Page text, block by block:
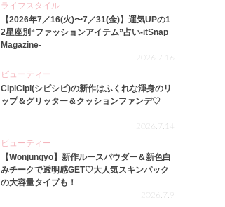
ライフスタイル
【2026年7／16(火)〜7／31(金)】運気UPの1
2星座別“ファッションアイテム”占い-itSnap
Magazine-
2026.7.16
ビューティー
CipiCipi(シピシピ)の新作はふくれな渾身のリ
ップ＆グリッター＆クッションファンデ♡
2026.7.14
ビューティー
【Wonjungyo】新作ルースパウダー＆新色白
みチークで透明感GET♡大人気スキンパック
の大容量タイプも！
2026.7.9